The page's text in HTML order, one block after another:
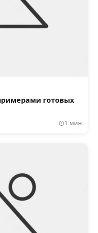
готовых
1 мин